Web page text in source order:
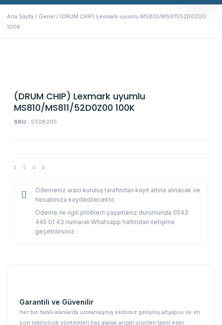
Ana Sayfa / Genel / (DRUM CHIP) Lexmark uyumlu MS810/MS811/52D0Z00
100K
(DRUM CHIP) Lexmark uyumlu
MS810/MS811/52D0Z00 100K
SKU : ST08295
Ödemeniz aracı kuruluş tarafından kayıt altına alınacak ve
hesabınıza kaydedilecektir.
Ödeme ile ilgili problem yaşamanız durumunda 0543
445 01 43 numaralı Whatsapp hattından iletişime
geçebilirsiniz.
Garantili ve Güvenilir
Her biri farklı alanlarda uzmanlaşmış ekibimiz gelişmiş altyapısı ile en
son teknolojik yöntemleri baz alarak arızalı ürünleri tamir eder.